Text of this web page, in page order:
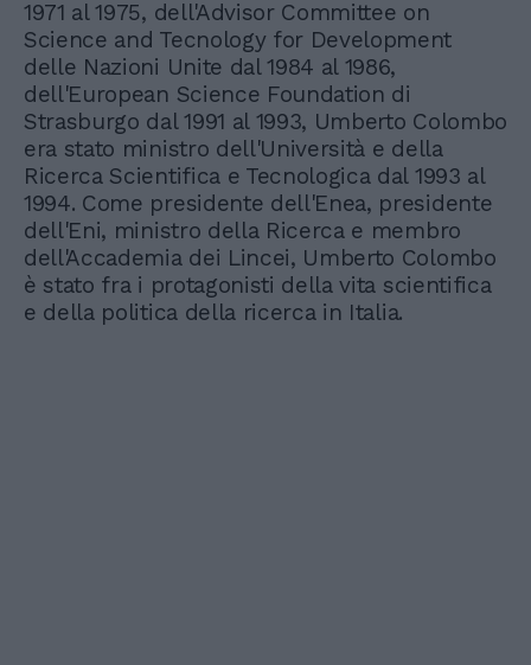
1971 al 1975, dell'Advisor Committee on
Science and Tecnology for Development
delle Nazioni Unite dal 1984 al 1986,
dell'European Science Foundation di
Strasburgo dal 1991 al 1993, Umberto Colombo
era stato ministro dell'Università e della
Ricerca Scientifica e Tecnologica dal 1993 al
1994. Come presidente dell'Enea, presidente
dell'Eni, ministro della Ricerca e membro
dell'Accademia dei Lincei, Umberto Colombo
è stato fra i protagonisti della vita scientifica
e della politica della ricerca in Italia.